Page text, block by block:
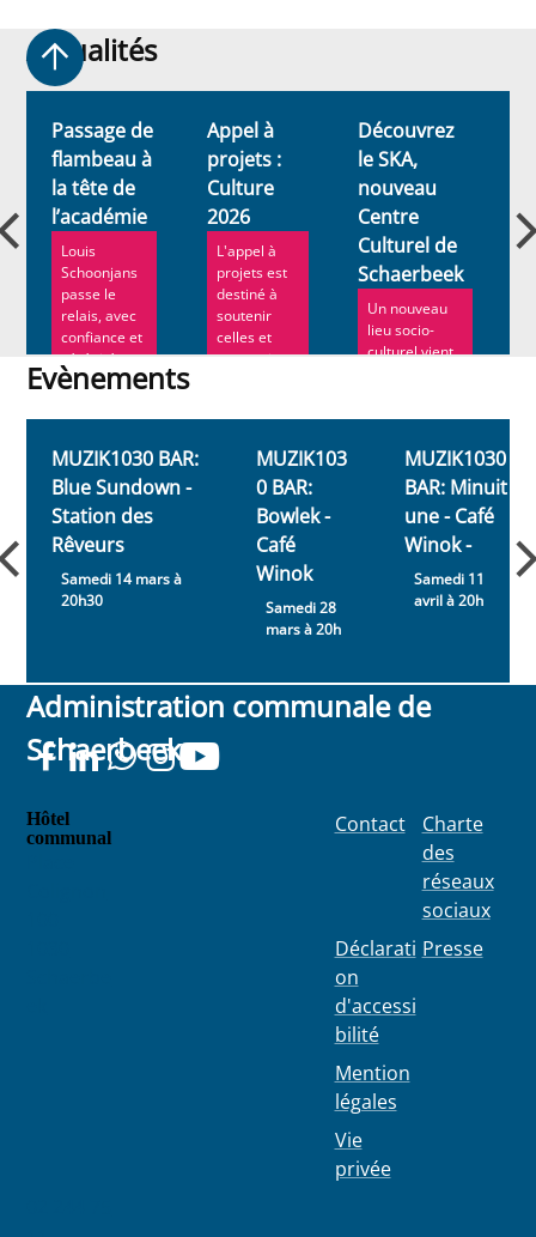
Actualités
Actualités
Passage de
flambeau à
la tête de
l’académie
Louis
Schoonjans
passe le
relais, avec
confiance et
sérénité.
Ann Roe ...
Appel à
projets :
Culture
2026
L'appel à
projets est
destiné à
soutenir
celles et
ceux qui
Découvrez
le SKA,
nouveau
Centre
Culturel de
Schaerbeek
Un nouveau
lieu socio-
culturel vient
Schaerbeek....
Evènements
Evènements
MUZIK1030 BAR:
Blue Sundown -
Station des
Rêveurs
Samedi 14 mars à
20h30
MUZIK103
0 BAR:
Bowlek -
Café
Winok
Samedi 28
mars à 20h
MUZIK1030
BAR: Minuit
une - Café
Winok -
Samedi 11
avril à 20h
Administration communale de
Schaerbeek
Hôtel
communal
Contact
Déclarati
on
d'accessi
bilité
Mention
légales
Vie
privée
Charte
des
réseaux
sociaux
Presse